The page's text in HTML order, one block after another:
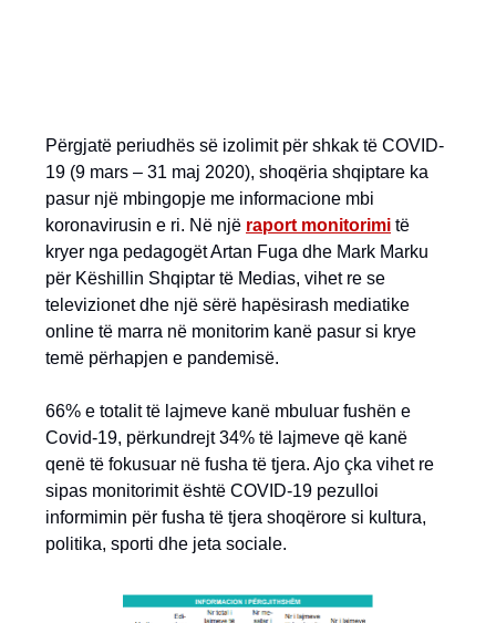
Përgjatë periudhës së izolimit për shkak të COVID-
19 (9 mars – 31 maj 2020), shoqëria shqiptare ka
pasur një mbingopje me informacione mbi
koronavirusin e ri. Në një raport monitorimi të
kryer nga pedagogët Artan Fuga dhe Mark Marku
për Këshillin Shqiptar të Medias, vihet re se
televizionet dhe një sërë hapësirash mediatike
online të marra në monitorim kanë pasur si krye
temë përhapjen e pandemisë.
66% e totalit të lajmeve kanë mbuluar fushën e
Covid-19, përkundrejt 34% të lajmeve që kanë
qenë të fokusuar në fusha të tjera. Ajo çka vihet re
sipas monitorimit është COVID-19 pezulloi
informimin për fusha të tjera shoqërore si kultura,
politika, sporti dhe jeta sociale.